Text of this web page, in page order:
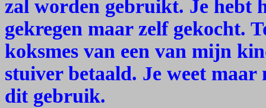
zal worden gebruikt. Je hebt
gekregen maar zelf gekocht.
koksmes van een van mijn
stuiver betaald. Je weet
dit gebruik.